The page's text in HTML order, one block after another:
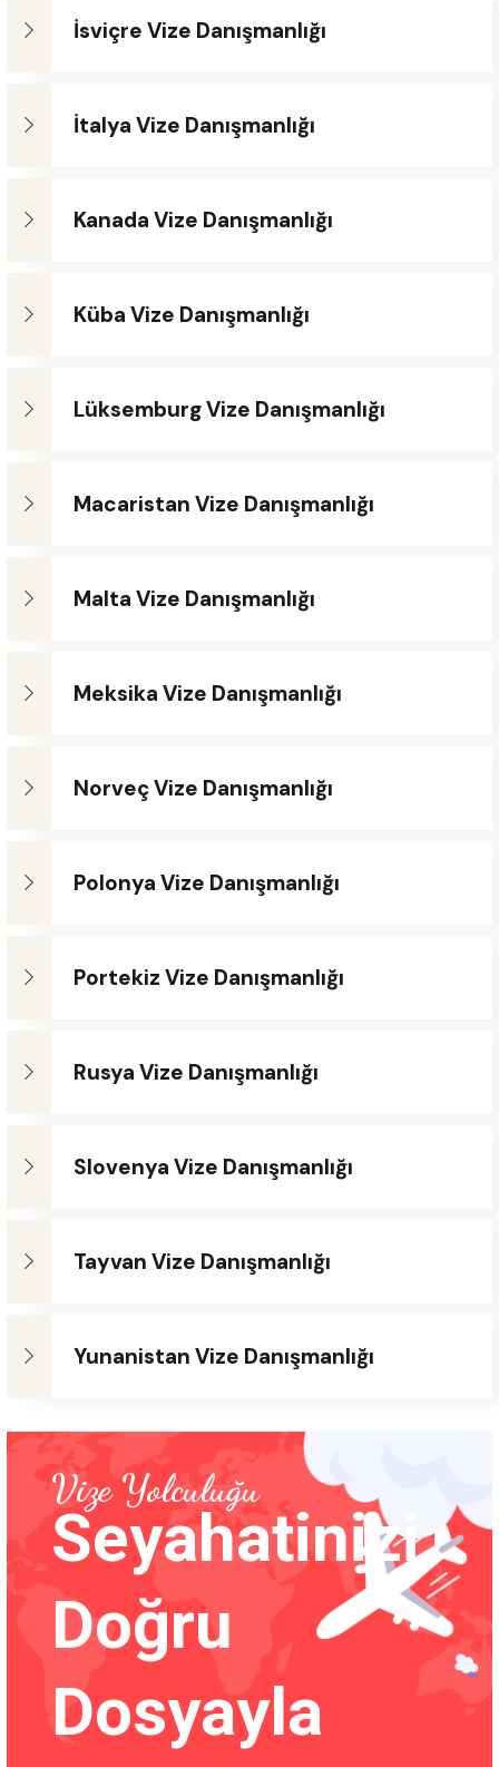
İsviçre Vize Danışmanlığı
İtalya Vize Danışmanlığı
Kanada Vize Danışmanlığı
Küba Vize Danışmanlığı
Lüksemburg Vize Danışmanlığı
Macaristan Vize Danışmanlığı
Malta Vize Danışmanlığı
Meksika Vize Danışmanlığı
Norveç Vize Danışmanlığı
Polonya Vize Danışmanlığı
Portekiz Vize Danışmanlığı
Rusya Vize Danışmanlığı
Slovenya Vize Danışmanlığı
Tayvan Vize Danışmanlığı
Yunanistan Vize Danışmanlığı
Vize Yolculuğu
Seyahatinizi
Doğru
Dosyayla